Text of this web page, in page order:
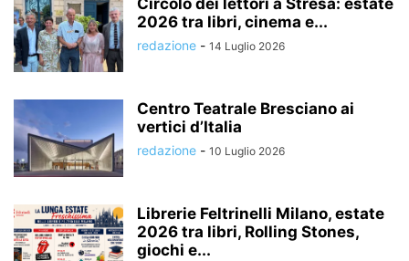
Circolo dei lettori a Stresa: estate
2026 tra libri, cinema e...
redazione - 14 Luglio 2026
Centro Teatrale Bresciano ai
vertici d’Italia
redazione - 10 Luglio 2026
Librerie Feltrinelli Milano, estate
2026 tra libri, Rolling Stones,
giochi e...